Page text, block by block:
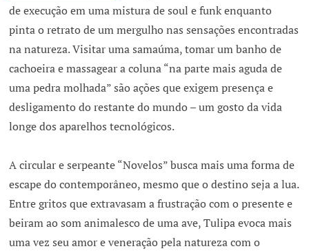
de execução em uma mistura de soul e funk enquanto
pinta o retrato de um mergulho nas sensações encontradas
na natureza. Visitar uma samaúma, tomar um banho de
cachoeira e massagear a coluna “na parte mais aguda de
uma pedra molhada” são ações que exigem presença e
desligamento do restante do mundo – um gosto da vida
longe dos aparelhos tecnológicos.
A circular e serpeante “Novelos” busca mais uma forma de
escape do contemporâneo, mesmo que o destino seja a lua.
Entre gritos que extravasam a frustração com o presente e
beiram ao som animalesco de uma ave, Tulipa evoca mais
uma vez seu amor e veneração pela natureza com o